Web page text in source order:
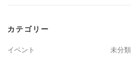
カテゴリー
イベント 未分類